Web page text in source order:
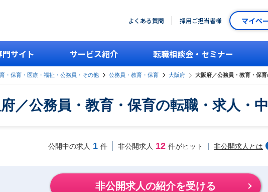
よくある質問 採用ご担当者様 マイペ
門サイト サービス紹介 転職相談会・セミナー
・保育・医療・福祉・公務員・その他 公務員・教育・保育 大阪府 大阪府／公務員・教育・保
／公務員・教育・保育の転職・求人・
公開中の求人 1 件 非公開求人 12 件がヒット 非公開求人とは
非公開求人の紹介を受ける